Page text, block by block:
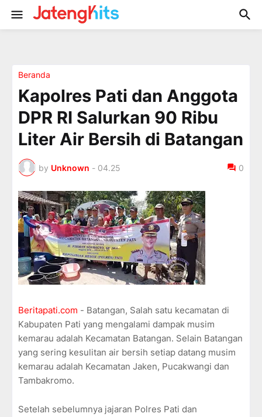
Beranda
Kapolres Pati dan Anggota
DPR RI Salurkan 90 Ribu
Liter Air Bersih di Batangan
by Unknown - 04.25 0
Beritapati.com - Batangan, Salah satu kecamatan di
Kabupaten Pati yang mengalami dampak musim
kemarau adalah Kecamatan Batangan. Selain Batangan
yang sering kesulitan air bersih setiap datang musim
kemarau adalah Kecamatan Jaken, Pucakwangi dan
Tambakromo.
Setelah sebelumnya jajaran Polres Pati dan